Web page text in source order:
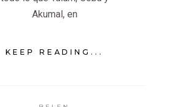
Akumal, en
KEEP READING...